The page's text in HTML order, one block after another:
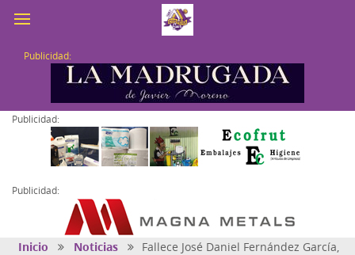
Publicidad:
Publicidad:
Publicidad:
Inicio Noticias
Fallece José Daniel Fernández García,